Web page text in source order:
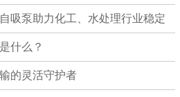
吸泵助力化工、水处理行业稳定
什么？
的灵活守护者